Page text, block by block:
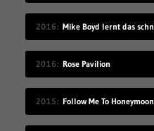
2016
2016 Rose Pavilion
2015 Follow Me To Honeymoon